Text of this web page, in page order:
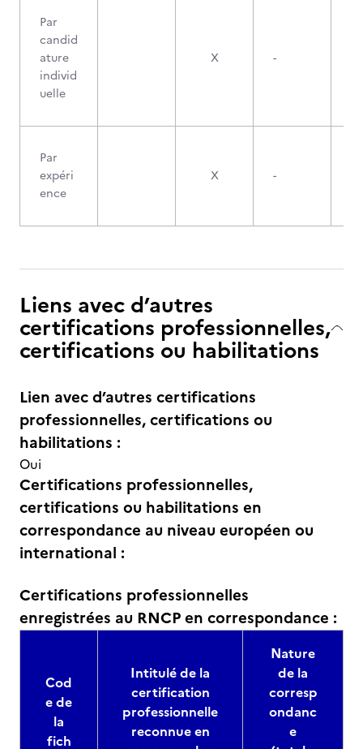
Par
candid
ature
individ
uelle
X -
Par
expéri
ence
X -
Liens avec d’autres
certifications professionnelles,
certifications ou habilitations
Lien avec d’autres certifications
professionnelles, certifications ou
habilitations :
Oui
Certifications professionnelles,
certifications ou habilitations en
correspondance au niveau européen ou
international :
Certifications professionnelles
enregistrées au RNCP en correspondance :
Cod
e de
la
fich
Intitulé de la
certification
professionnelle
reconnue en
Nature
de la
corresp
ondanc
e